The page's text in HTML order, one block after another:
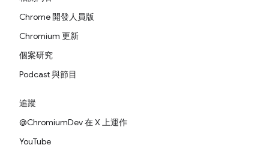
Chrome 開發人員版
Chromium 更新
個案研究
Podcast 與節目
追蹤
@ChromiumDev 在 X 上運作
YouTube